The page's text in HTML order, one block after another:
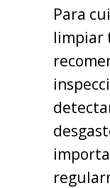
Para
limpiar